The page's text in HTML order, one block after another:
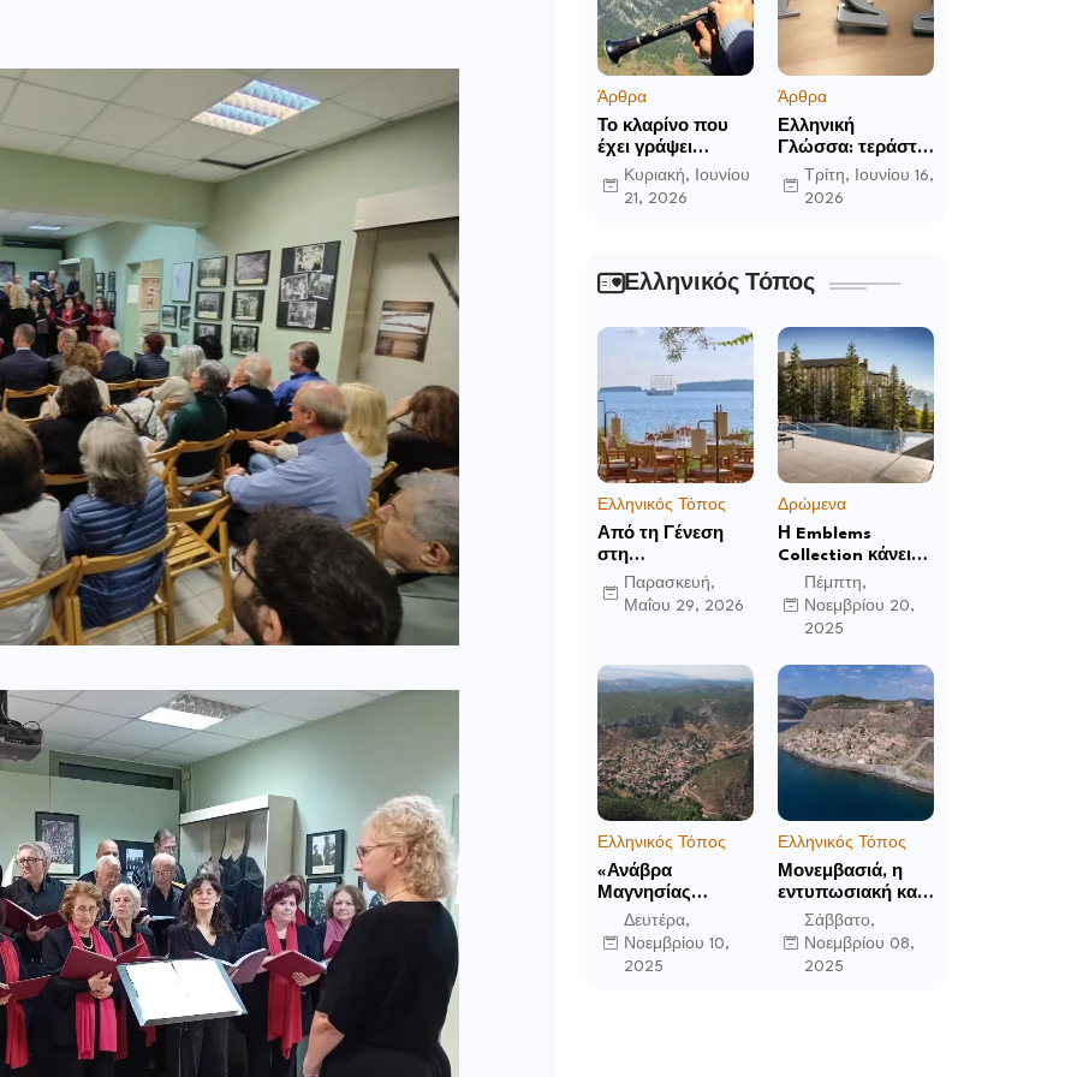
Άρθρα
Το κλαρίνο που
έχει γράψει
ιστορία στα χωριά
της Ρούμελης
Κυριακή, Ιουνίου
21, 2026
Άρθρα
Ελληνική
Γλώσσα: τεράστια
η προσφορά της
στο παγκόσμιο
Τρίτη, Ιουνίου 16,
2026
Ελληνικός Τόπος
Ελληνικός Τόπος
Από τη Γένεση
στη
Μεταμόρφωση:
Το Mandarin
αποκαλύπτει μια
νέα σεζόν
βιωματικών
εμπειριών
Παρασκευή,
Μαΐου 29, 2026
Δρώμενα
Η Emblems
Collection κάνει
το ντεμπούτο της
στο Ηνωμένο
Βασίλειο με το
Hotel & Spa και
ανακοινώνει άλλα
έξι ανοίγματα για
το 2026 και μετά
Πέμπτη,
Νοεμβρίου 20,
2025
Ελληνικός Τόπος
«Ανάβρα
Μαγνησίας
(Γούρα): Θεών
αέτωμα της
Όθρυος», γράφει
Δευτέρα,
Νοεμβρίου 10,
2025
Ελληνικός Τόπος
Μονεμβασιά, η
εντυπωσιακή και
απομονωμένη
οχυρωμένη πόλη
που ιδρύθηκε από
Σάββατο,
Νοεμβρίου 08,
2025